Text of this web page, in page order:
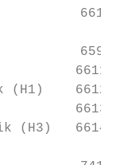
6610P
6599P
6611P
(H1)
6613P
(H3)